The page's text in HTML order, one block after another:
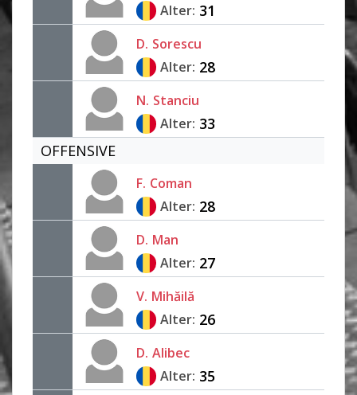
Alter: 31
D. Sorescu
Alter: 28
N. Stanciu
Alter: 33
OFFENSIVE
F. Coman
Alter: 28
D. Man
Alter: 27
V. Mihăilă
Alter: 26
D. Alibec
Alter: 35